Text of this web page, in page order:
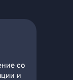
со
и